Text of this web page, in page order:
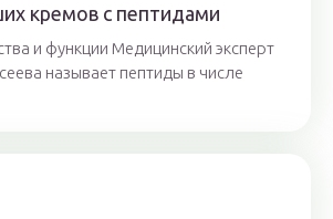
кремов с пептидами
и функции Медицинский эксперт
называет пептиды в числе